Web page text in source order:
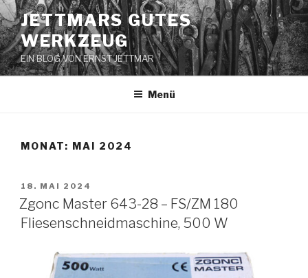
Zum
Inhalt
springen
JETTMARS GUTES
WERKZEUG
EIN BLOG VON ERNST JETTMAR
Menü
MONAT: MAI 2024
VERÖFFENTLICHT
AM
18. MAI 2024
Zgonc Master 643-28 – FS/ZM 180
Fliesenschneidmaschine, 500 W